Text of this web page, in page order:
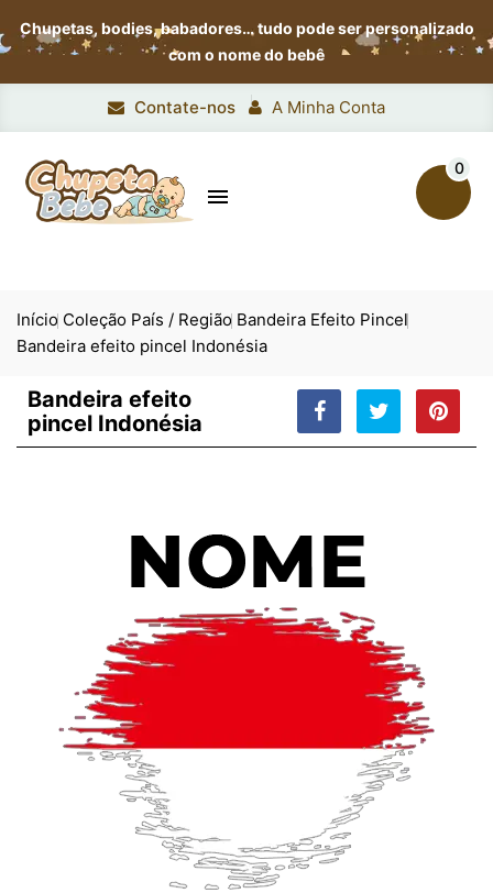
Chupetas, bodies, babadores…tudo pode ser personalizado
com o nome do bebê
Contate-nos A Minha Conta

0
Início Coleção País / Região Bandeira Efeito Pincel
Bandeira efeito pincel Indonésia
Bandeira efeito
pincel Indonésia